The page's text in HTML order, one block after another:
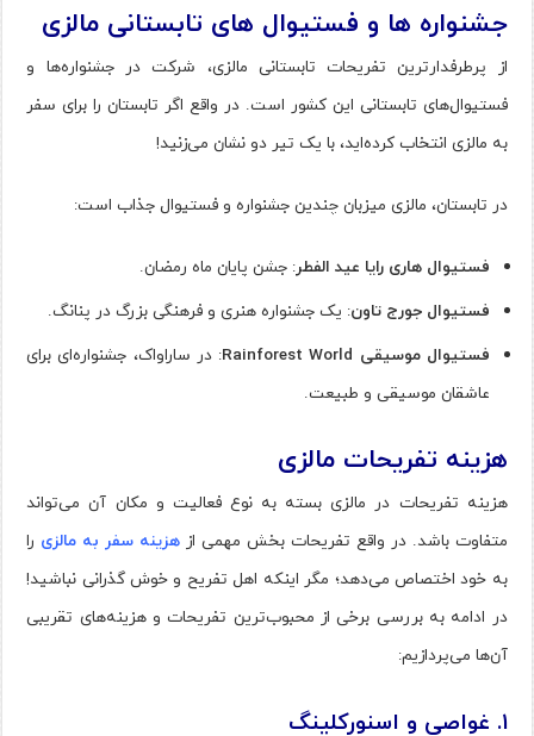
جشنواره ها و فستیوال های تابستانی مالزی
از پرطرفدارترین تفریحات تابستانی مالزی، شرکت در جشنواره‌ها و
فستیوال‌های تابستانی این کشور است. در واقع اگر تابستان را برای سفر
به مالزی انتخاب کرده‌اید، با یک تیر دو نشان می‌زنید!
در تابستان، مالزی میزبان چندین جشنواره و فستیوال جذاب است:
فستیوال هاری رایا عید الفطر: جشن پایان ماه رمضان.
فستیوال جورج تاون: یک جشنواره هنری و فرهنگی بزرگ در پنانگ.
فستیوال موسیقی
: در ساراواک، جشنواره‌ای برای
عاشقان موسیقی و طبیعت.
هزینه تفریحات مالزی
هزینه تفریحات در مالزی بسته به نوع فعالیت و مکان آن می‌تواند
متفاوت باشد. در واقع تفریحات بخش مهمی از هزینه سفر به مالزی را
به خود اختصاص می‌دهد؛ مگر اینکه اهل تفریح و خوش گذرانی نباشید!
در ادامه به بررسی برخی از محبوب‌ترین تفریحات و هزینه‌های تقریبی
آن‌ها می‌پردازیم:
۱. غواصی و اسنورکلینگ